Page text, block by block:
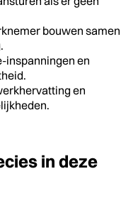
bouwen samen
inspanningen en
en
in deze